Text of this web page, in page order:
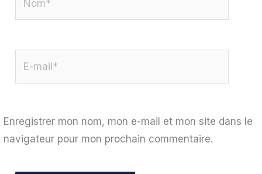
Enregistrer mon nom, mon e-mail et mon site dans le
navigateur pour mon prochain commentaire.